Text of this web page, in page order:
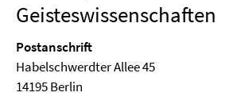
Geisteswissenschaften
Postanschrift
Habelschwerdter Allee 45
14195 Berlin